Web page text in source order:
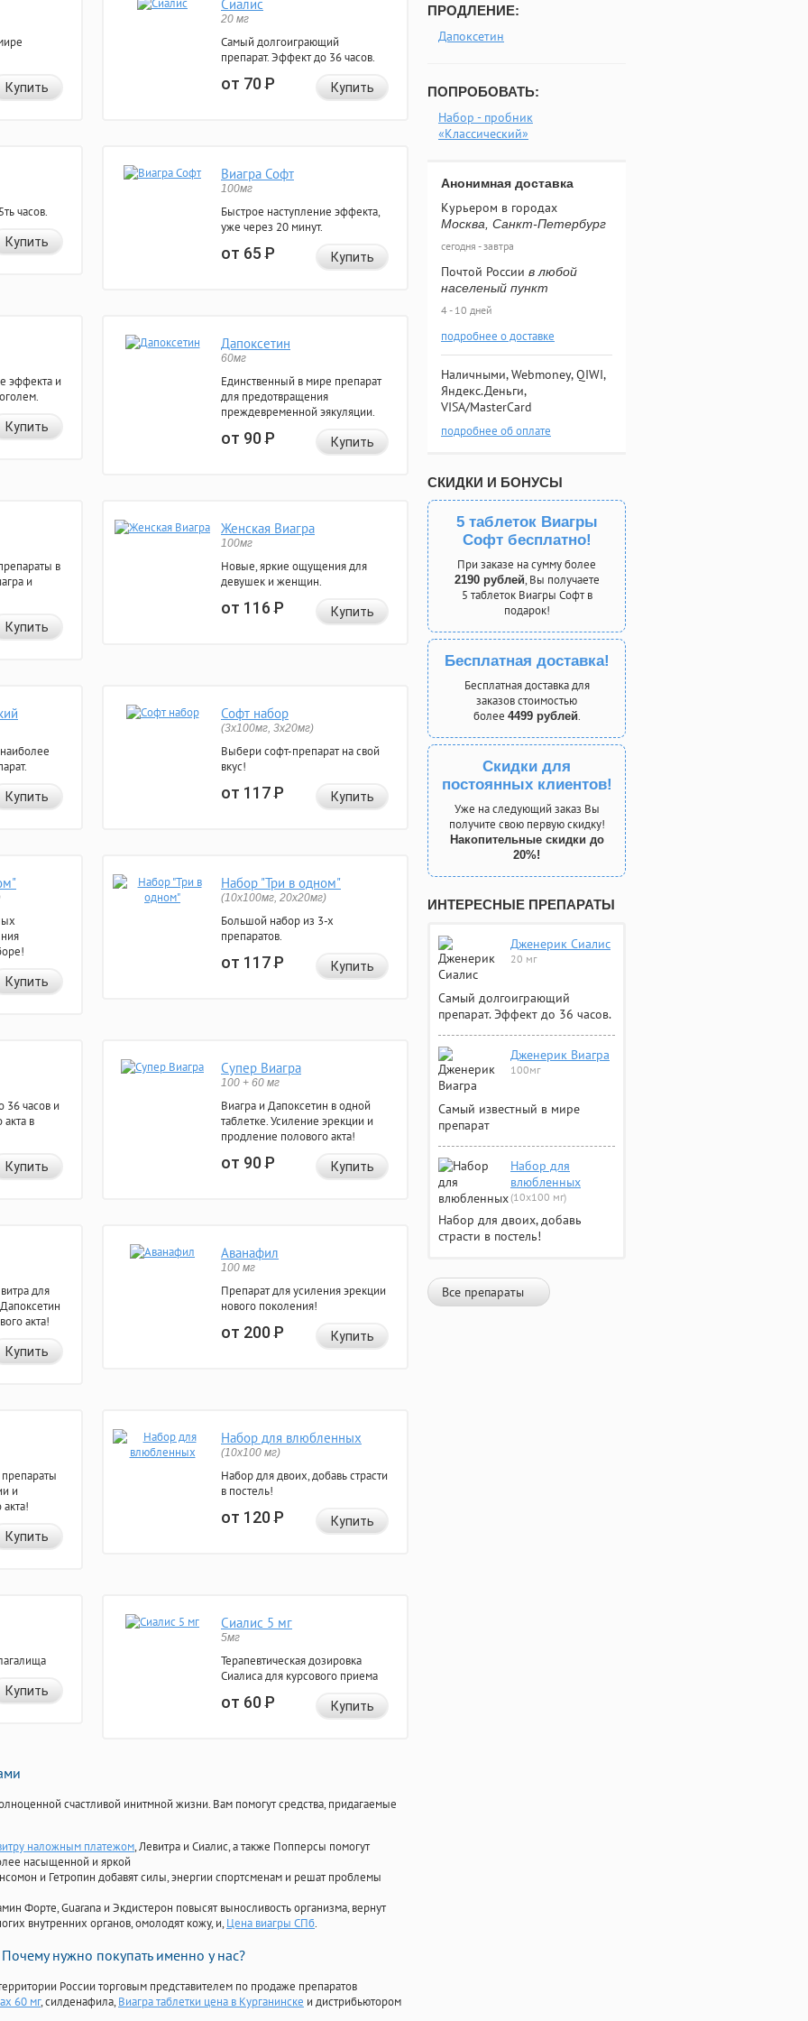
Купить
Сиалис
20 мг
Самый долгоиграющий
препарат. Эффект до 36 часов.
от 70Р Купить
часов.
Купить
Виагра Софт
100мг
Быстрое наступление эффекта,
уже через 20 минут.
от 65Р Купить
эффекта и
Купить
Дапоксетин
60мг
Единственный в мире препарат
для предотвращения
преждевременной эякуляции.
от 90Р Купить
в
и
Купить
Женская Виагра
100мг
Новые, яркие ощущения для
девушек и женщин.
от 116Р Купить
Купить
Софт набор
(3x100мг, 3x20мг)
Выбери софт-препарат на свой
вкус!
от 117Р Купить
Купить
Набор "Три в одном"
(10x100мг, 20x20мг)
Большой набор из 3-х
препаратов.
от 117Р Купить
36 часов и
в
Купить
Супер Виагра
100 + 60 мг
Виагра и Дапоксетин в одной
таблетке. Усиление эрекции и
продление полового акта!
от 90Р Купить
для
акта!
Купить
Аванафил
100 мг
Препарат для усиления эрекции
нового поколения!
от 200Р Купить
и
Купить
Набор для влюбленных
(10х100 мг)
Набор для двоих, добавь страсти
в постель!
от 120Р Купить
Купить
Сиалис 5 мг
5мг
Терапевтическая дозировка
Сиалиса для курсового приема
от 60Р Купить
счастливой инитмной жизни. Вам помогут средства, придагаемые
наложным платежом, Левитра и Сиалис, а также Попперсы помогут
насыщенной и яркой
и Гетропин добавят силы, энергии спортсменам и решат проблемы
Форте, Guarana и Экдистерон повысят выносливость организма, вернут
внутренних органов, омолодят кожу, и, Цена виагры СПб.
нужно покупать именно у нас?
России торговым представителем по продаже препаратов
60 мг, силденафила, Виагра таблетки цена в Курганинске и дистрибьютором
ПРОДЛЕНИЕ:
Дапоксетин
ПОПРОБОВАТЬ:
Набор - пробник
«Классический»
Анонимная доставка
Курьером в городах
Москва, Санкт-Петербург
сегодня - завтра
Почтой России в любой
населеный пункт
4 - 10 дней
подробнее о доставке
Наличными, Webmoney, QIWI,
Яндекс.Деньги,
VISA/MasterCard
подробнее об оплате
СКИДКИ И БОНУСЫ
5 таблеток Виагры
Софт бесплатно!
При заказе на сумму более
2190 рублей, Вы получаете
5 таблеток Виагры Софт в
подарок!
Бесплатная доставка!
Бесплатная доставка для
заказов стоимостью
более 4499 рублей.
Скидки для
постоянных клиентов!
Уже на следующий заказ Вы
получите свою первую скидку!
Накопительные скидки до
20%!
ИНТЕРЕСНЫЕ ПРЕПАРАТЫ
Дженерик Сиалис
20 мг
Самый долгоиграющий
препарат. Эффект до 36 часов.
Дженерик Виагра
100мг
Самый известный в мире
препарат
Набор для
влюбленных
(10х100 мг)
Набор для двоих, добавь
страсти в постель!
Все препараты